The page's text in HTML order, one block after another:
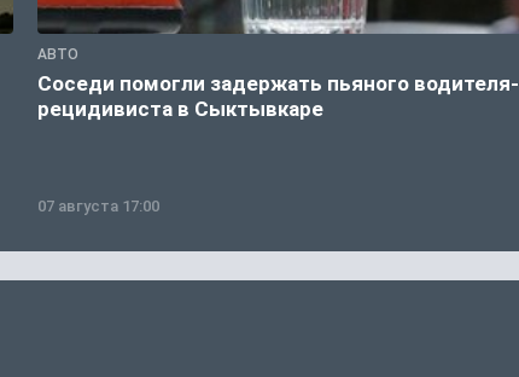
АВТО
Соседи помогли задержать пьяного водителя-
рецидивиста в Сыктывкаре
07 августа 17:00